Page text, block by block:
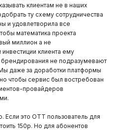
клиентам не в наших
ту схему сотрудничества
и удовлетворила все
математика проекта
миллион а не
клиента ему
брендирования не подразумевают
даже за доработки платформы
чтобы сервис был востребован
провайдеров
Если это ОТТ пользователь для
150р. Но для абонентов